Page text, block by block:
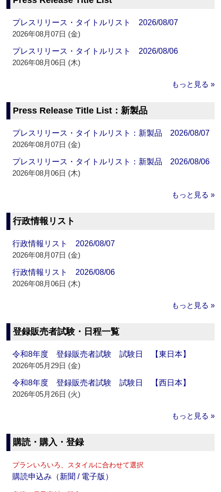
プレスリリース・タイトルリスト 2026/08/07
2026年08月07日 (金)
プレスリリース・タイトルリスト 2026/08/06
2026年08月06日 (木)
もっと見る »
Press Release Title List：新製品
プレスリリース・タイトルリスト：新製品 2026/08/07
2026年08月07日 (金)
プレスリリース・タイトルリスト：新製品 2026/08/06
2026年08月06日 (木)
もっと見る »
行政情報リスト
行政情報リスト 2026/08/07
2026年08月07日 (金)
行政情報リスト 2026/08/06
2026年08月06日 (木)
もっと見る »
登録販売者試験・日程一覧
令和8年度 登録販売者試験 試験日 【東日本】
2026年05月29日 (金)
令和8年度 登録販売者試験 試験日 【西日本】
2026年05月26日 (火)
もっと見る »
購読・購入・登録
プランいろいろ、スタイルに合わせて選択
購読申込み（新聞 / 電子版）